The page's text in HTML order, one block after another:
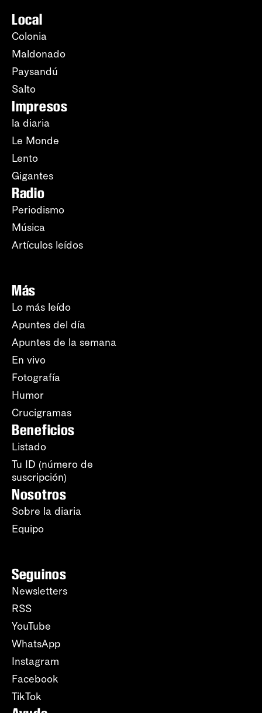
Local
Colonia
Maldonado
Paysandú
Salto
Impresos
la diaria
Le Monde
Lento
Gigantes
Radio
Periodismo
Música
Artículos leídos
Más
Lo más leído
Apuntes del día
Apuntes de la semana
En vivo
Fotografía
Humor
Crucigramas
Beneficios
Listado
Tu ID (número de
suscripción)
Nosotros
Sobre la diaria
Equipo
Seguinos
Newsletters
RSS
YouTube
WhatsApp
Instagram
Facebook
TikTok